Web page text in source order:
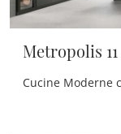
Metropolis 11